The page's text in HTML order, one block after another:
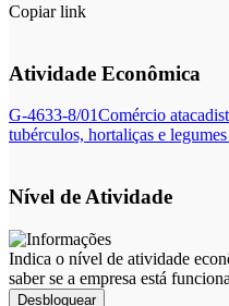
Copiar link
Atividade Econômica
G-4633-8/01Comércio
tubérculos, hortaliças e
Nível de Atividade
Indica o nível de atividade
saber se a empresa está
Desbloquear